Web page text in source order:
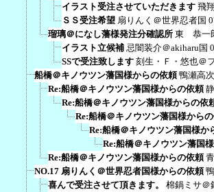
イラスト受注させていただきます 飛
ＳＳ受注希望 扇りんく＠世界忍者国
瑠璃＠になし藩様発注分確認所 東 恭一
イラスト立候補 忌闇装介＠akiharu国
SSで受注致します 刻生・Ｆ・悠也＠
船橋＠キノウツン藩国様からの依頼 鴨瀬高
Re:船橋＠キノウツン藩国様からの依頼
Re:船橋＠キノウツン藩国様からの依
Re:船橋＠キノウツン藩国様から
Re:船橋＠キノウツン藩国様か
Re:船橋＠キノウツン藩国
Re:船橋＠キノウツン藩国様からの依頼
NO.17 扇りんく＠世界忍者国様からの依頼
喜んで受注させて頂きます。
棉鍋ミサ＠